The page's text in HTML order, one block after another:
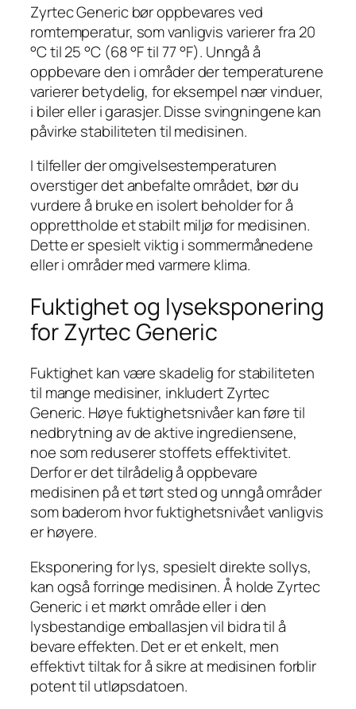
Zyrtec Generic bør oppbevares ved
romtemperatur, som vanligvis varierer fra 20
°C til 25 °C (68 °F til 77 °F). Unngå å
oppbevare den i områder der temperaturene
varierer betydelig, for eksempel nær vinduer,
i biler eller i garasjer. Disse svingningene kan
påvirke stabiliteten til medisinen.
I tilfeller der omgivelsestemperaturen
overstiger det anbefalte området, bør du
vurdere å bruke en isolert beholder for å
opprettholde et stabilt miljø for medisinen.
Dette er spesielt viktig i sommermånedene
eller i områder med varmere klima.
Fuktighet og lyseksponering
for Zyrtec Generic
Fuktighet kan være skadelig for stabiliteten
til mange medisiner, inkludert Zyrtec
Generic. Høye fuktighetsnivåer kan føre til
nedbrytning av de aktive ingrediensene,
noe som reduserer stoffets effektivitet.
Derfor er det tilrådelig å oppbevare
medisinen på et tørt sted og unngå områder
som baderom hvor fuktighetsnivået vanligvis
er høyere.
Eksponering for lys, spesielt direkte sollys,
kan også forringe medisinen. Å holde Zyrtec
Generic i et mørkt område eller i den
lysbestandige emballasjen vil bidra til å
bevare effekten. Det er et enkelt, men
effektivt tiltak for å sikre at medisinen forblir
potent til utløpsdatoen.